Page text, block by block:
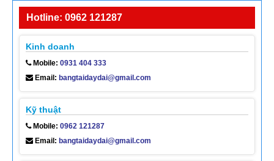
Hotline: 0962 121287
Kinh doanh
Mobile: 0931 404 333
Email: bangtaidaydai@gmail.com
Kỹ thuật
Mobile: 0962 121287
Email: bangtaidaydai@gmail.com